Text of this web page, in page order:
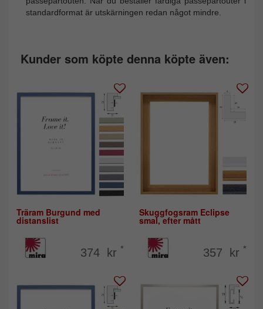
standardformat är utskärningen redan något mindre.
Kunder som köpte denna köpte även:
Träram Burgund med
distanslist
374 kr *
Skuggfogsram Eclipse
smal, efter mått
357 kr *